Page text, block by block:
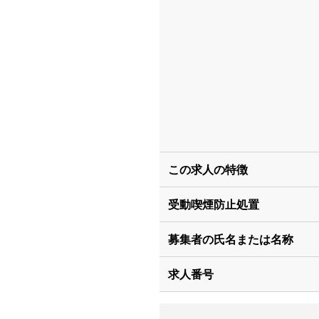
この求人の特徴
受動喫煙防止処置
募集者の氏名または名称
求人番号